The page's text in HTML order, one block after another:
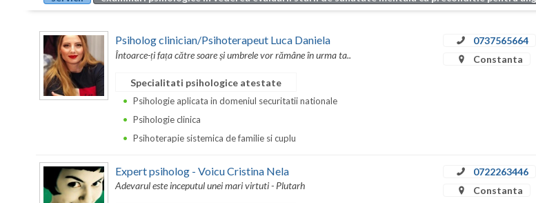
Psiholog clinician/Psihoterapeut Luca Daniela
Întoarce-ți fața către soare și umbrele vor rămâne în urma ta..
0737565664
Constanta
Specialitati psihologice atestate
Psihologie aplicata in domeniul securitatii nationale
Psihologie clinica
Psihoterapie sistemica de familie si cuplu
Expert psiholog - Voicu Cristina Nela
Adevarul este inceputul unei mari virtuti - Plutarh
0722263446
Constanta